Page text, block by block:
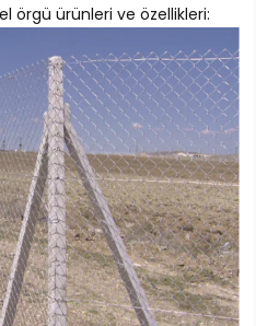
örgü ürünleri ve özellikleri: